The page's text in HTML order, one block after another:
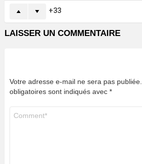
33
LAISSER UN COMMENTAIRE
Votre adresse e-mail ne sera pas publiée.
obligatoires sont indiqués avec *